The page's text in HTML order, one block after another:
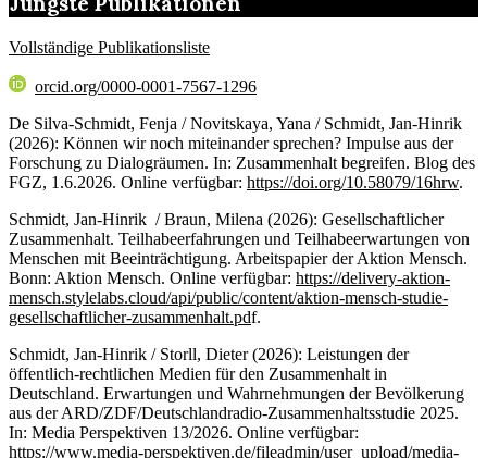
Vollständige Publikationsliste
orcid.org/0000-0001-7567-1296
De Silva-Schmidt, Fenja / Novitskaya, Yana / Schmidt, Jan-Hinrik
(2026): Können wir noch miteinander sprechen? Impulse aus der
Forschung zu Dialogräumen. In: Zusammenhalt begreifen. Blog des
FGZ, 1.6.2026. Online verfügbar: https://doi.org/10.58079/16hrw.
Schmidt, Jan-Hinrik / Braun, Milena (2026): Gesellschaftlicher
Zusammenhalt. Teilhabeerfahrungen und Teilhabeerwartungen von
Menschen mit Beeinträchtigung. Arbeitspapier der Aktion Mensch.
Bonn: Aktion Mensch. Online verfügbar: https://delivery-aktion-
mensch.stylelabs.cloud/api/public/content/aktion-mensch-studie-
gesellschaftlicher-zusammenhalt.pdf.
Schmidt, Jan-Hinrik / Storll, Dieter (2026): Leistungen der
öffentlich-rechtlichen Medien für den Zusammenhalt in
Deutschland. Erwartungen und Wahrnehmungen der Bevölkerung
aus der ARD/ZDF/Deutschlandradio-Zusammenhaltsstudie 2025.
In: Media Perspektiven 13/2026. Online verfügbar:
https://www.media-perspektiven.de/fileadmin/user_upload/media-